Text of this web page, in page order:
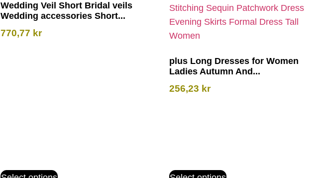
Wedding Veil Short Bridal veils
Wedding accessories Short...
770,77 kr
plus Long Dresses for Women
Ladies Autumn And...
256,23 kr